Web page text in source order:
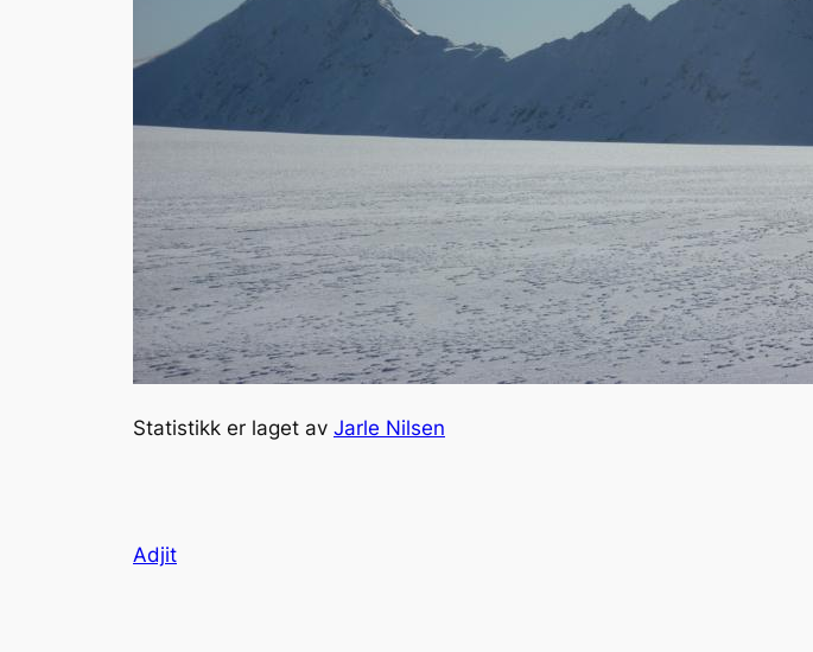
Statistikk er laget av Jarle Nilsen
Adjit